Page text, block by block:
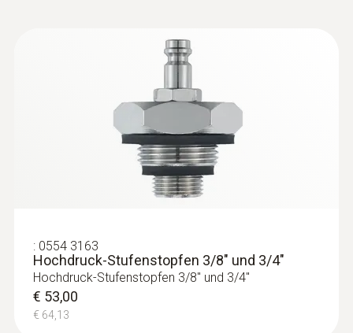
: 0554 3163
Hochdruck-Stufenstopfen 3/8" und 3/4"
Hochdruck-Stufenstopfen 3/8" und 3/4"
€ 53,00
€ 64,13